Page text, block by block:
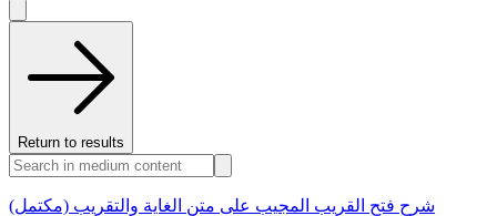
Return to results
شرح فتح القريب المجيب على متن الغاية والتقريب (مكتمل)